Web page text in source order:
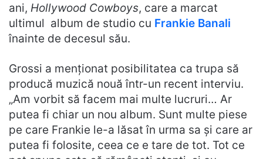
ani, Hollywood Cowboys, care a marcat
ultimul album de studio cu Frankie Banali
înainte de decesul său.
Grossi a menționat posibilitatea ca trupa să
producă muzică nouă într-un recent interviu.
„Am vorbit să facem mai multe lucruri… Ar
putea fi chiar un nou album. Sunt multe piese
pe care Frankie le-a lăsat în urma sa și care ar
putea fi folosite, ceea ce e tare de tot. Tot ce